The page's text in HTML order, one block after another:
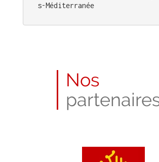
s-Méditerranée
Nos